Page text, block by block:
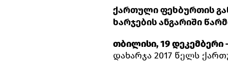
ქართული ფეხბურთის
ხარჯების ანგარიში
თბილისი, 19 დეკემბერი
დახარჯა 2017 წელს